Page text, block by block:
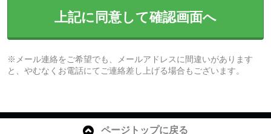
上記に同意して確認画面へ
※メール連絡をご希望でも、メールアドレスに間違いがあります
と、やむなくお電話にてご連絡差し上げる場合もございます。
ページトップに戻る